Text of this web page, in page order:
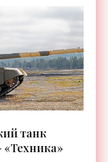
танк
«Техника»